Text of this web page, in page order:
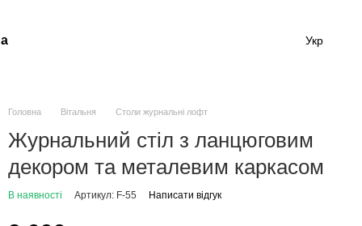
Укр
Головна Вітальня Столи журнальні лофт
Журнальний стіл з ланцюговим
декором та металевим каркасом
В наявності Артикул: F-55 Написати відгук